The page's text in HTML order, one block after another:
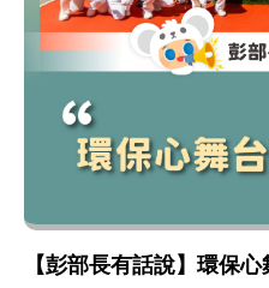
【彭部長有話說】環保